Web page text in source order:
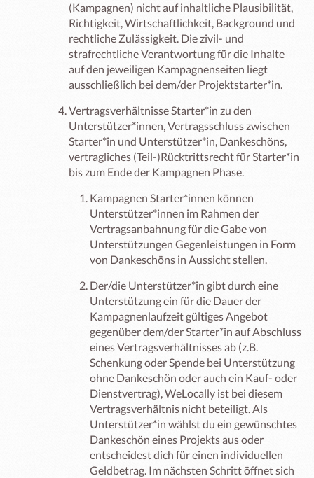
(Kampagnen) nicht auf inhaltliche Plausibilität,
Richtigkeit, Wirtschaftlichkeit, Background und
rechtliche Zulässigkeit. Die zivil- und
strafrechtliche Verantwortung für die Inhalte
auf den jeweiligen Kampagnenseiten liegt
ausschließlich bei dem/der Projektstarter*in.
Vertragsverhältnisse Starter*in zu den
Unterstützer*innen, Vertragsschluss zwischen
Starter*in und Unterstützer*in, Dankeschöns,
vertragliches (Teil-)Rücktrittsrecht für Starter*in
bis zum Ende der Kampagnen Phase.
Kampagnen Starter*innen können
Unterstützer*innen im Rahmen der
Vertragsanbahnung für die Gabe von
Unterstützungen Gegenleistungen in Form
von Dankeschöns in Aussicht stellen.
Der/die Unterstützer*in gibt durch eine
Unterstützung ein für die Dauer der
Kampagnenlaufzeit gültiges Angebot
gegenüber dem/der Starter*in auf Abschluss
eines Vertragsverhältnisses ab (z.B.
Schenkung oder Spende bei Unterstützung
ohne Dankeschön oder auch ein Kauf- oder
Dienstvertrag), WeLocally ist bei diesem
Vertragsverhältnis nicht beteiligt. Als
Unterstützer*in wählst du ein gewünschtes
Dankeschön eines Projekts aus oder
entscheidest dich für einen individuellen
Geldbetrag. Im nächsten Schritt öffnet sich